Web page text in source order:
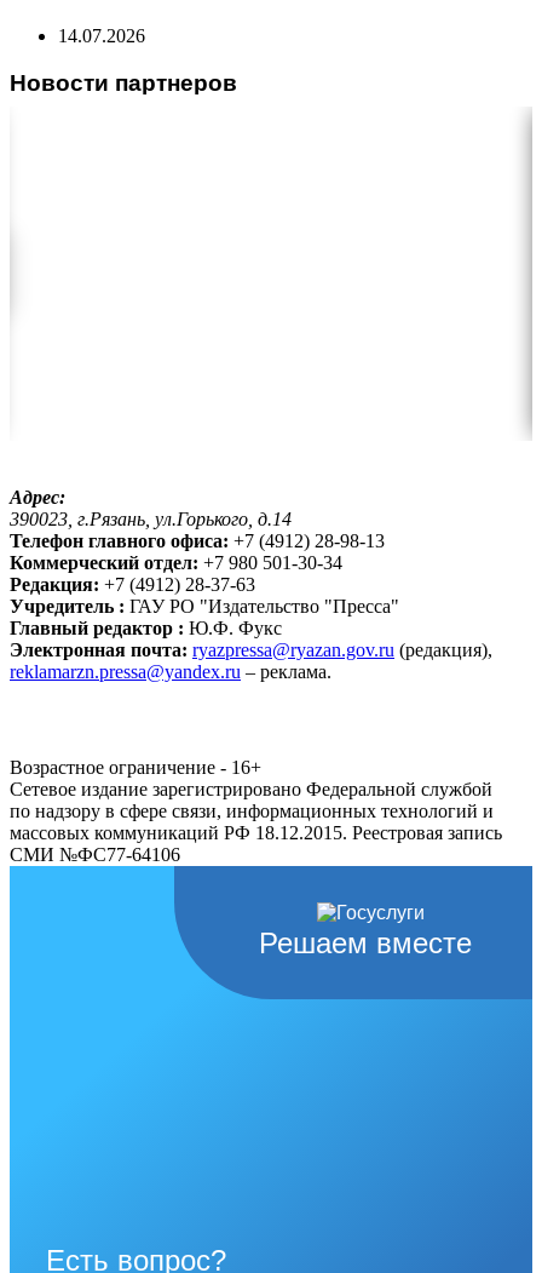
14.07.2026
Новости партнеров
Адрес:
390023, г.Рязань, ул.Горького, д.14
Телефон главного офиса: +7 (4912) 28-98-13
Коммерческий отдел: +7 980 501-30-34
Редакция: +7 (4912) 28-37-63
Учредитель : ГАУ РО "Издательство "Пресса"
Главный редактор : Ю.Ф. Фукс
Электронная почта: ryazpressa@ryazan.gov.ru (редакция),
reklamarzn.pressa@yandex.ru – реклама.
Возрастное ограничение - 16+
Сетевое издание зарегистрировано Федеральной службой
по надзору в сфере связи, информационных технологий и
массовых коммуникаций РФ 18.12.2015. Реестровая запись
СМИ №ФС77-64106
Решаем вместе
Есть вопрос?